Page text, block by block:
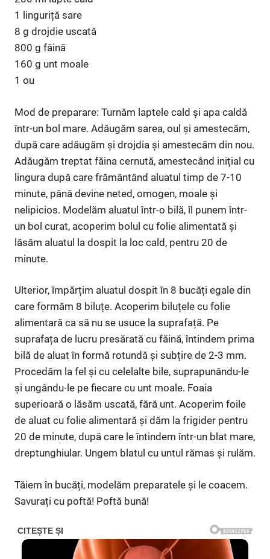
1 linguriță sare
8 g drojdie uscată
800 g făină
160 g unt moale
1 ou
Mod de preparare: Turnăm laptele cald și apa caldă
într-un bol mare. Adăugăm sarea, oul și amestecăm,
după care adăugăm și drojdia și amestecăm din nou.
Adăugăm treptat făina cernută, amestecând inițial cu
lingura după care frământând aluatul timp de 7-10
minute, până devine neted, omogen, moale și
nelipicios. Modelăm aluatul într-o bilă, îl punem într-
un bol curat, acoperim bolul cu folie alimentată și
lăsăm aluatul la dospit la loc cald, pentru 20 de
minute.
Ulterior, împărțim aluatul dospit în 8 bucăți egale din
care formăm 8 biluțe. Acoperim biluțele cu folie
alimentară ca să nu se usuce la suprafață. Pe
suprafața de lucru presărată cu făină, întindem prima
bilă de aluat în formă rotundă și subțire de 2-3 mm.
Procedăm la fel și cu celelalte bile, suprapunându-le
și ungându-le pe fiecare cu unt moale. Foaia
superioară o lăsăm uscată, fără unt. Acoperim foile
de aluat cu folie alimentară și dăm la frigider pentru
20 de minute, după care le întindem într-un blat mare,
dreptunghiular. Ungem blatul cu untul rămas și rulăm.
Tăiem în bucăți, modelăm preparatele și le coacem.
Savurați cu poftă! Poftă bună!